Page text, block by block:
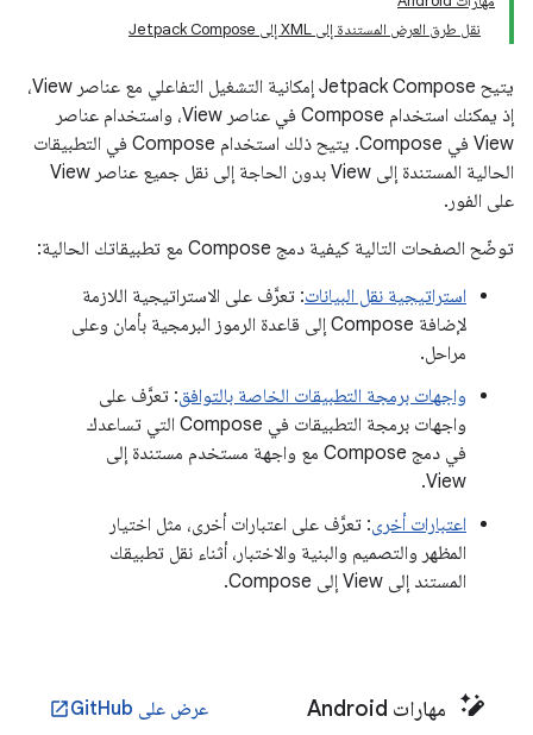
نقل طرق العرض المستندة إلى XML إلى Jetpack Compose
يتيح Jetpack Compose إمكانية التشغيل التفاعلي مع عناصر View،
إذ يمكنك استخدام Compose في عناصر View، واستخدام عناصر
View في Compose. يتيح ذلك استخدام Compose في التطبيقات
الحالية المستندة إلى View بدون الحاجة إلى نقل جميع عناصر View
على الفور.
توضّح الصفحات التالية كيفية دمج Compose مع تطبيقاتك الحالية:
استراتيجية نقل البيانات: تعرَّف على الاستراتيجية اللازمة
لإضافة Compose إلى قاعدة الرموز البرمجية بأمان وعلى
مراحل.
واجهات برمجة التطبيقات الخاصة بالتوافق: تعرَّف على
واجهات برمجة التطبيقات في Compose التي تساعدك
في دمج Compose مع واجهة مستخدم مستندة إلى
View.
اعتبارات أخرى: تعرَّف على اعتبارات أخرى، مثل اختيار
المظهر والتصميم والبنية والاختبار، أثناء نقل تطبيقك
المستند إلى View إلى Compose.
مهارات Android عرض على GitHub open_in_new